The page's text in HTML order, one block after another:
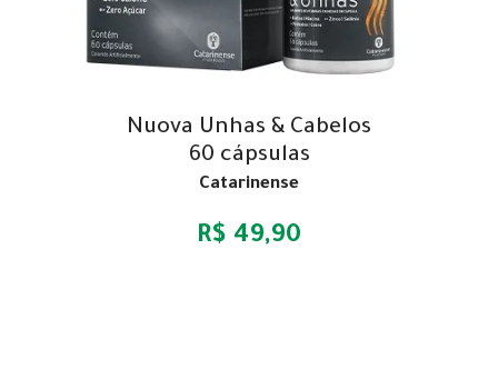
Nuova Unhas & Cabelos
60 cápsulas
Catarinense
R$ 49,90